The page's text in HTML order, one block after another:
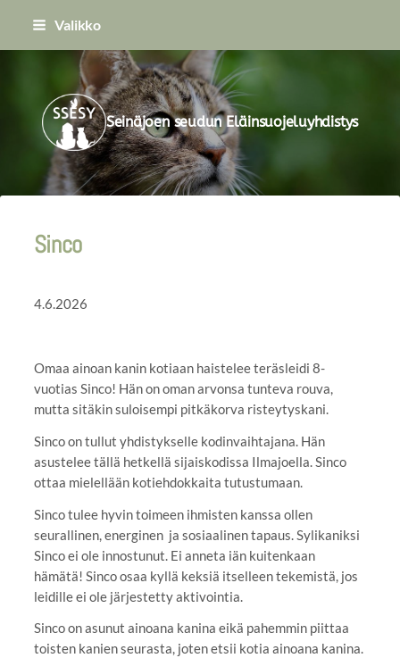
Siirry
Valikko
Seinäjoen seudun Eläinsuojeluyhdistys
Sinco
4.6.2026
Omaa ainoan kanin kotiaan haistelee teräsleidi 8-
vuotias Sinco! Hän on oman arvonsa tunteva rouva,
mutta sitäkin suloisempi pitkäkorva risteytyskani.
Sinco on tullut yhdistykselle kodinvaihtajana. Hän
asustelee tällä hetkellä sijaiskodissa Ilmajoella. Sinco
ottaa mielellään kotiehdokkaita tutustumaan.
Sinco tulee hyvin toimeen ihmisten kanssa ollen
seurallinen, energinen ja sosiaalinen tapaus. Sylikaniksi
Sinco ei ole innostunut. Ei anneta iän kuitenkaan
hämätä! Sinco osaa kyllä keksiä itselleen tekemistä, jos
leidille ei ole järjestetty aktivointia.
Sinco on asunut ainoana kanina eikä pahemmin piittaa
toisten kanien seurasta, joten etsii kotia ainoana kanina.